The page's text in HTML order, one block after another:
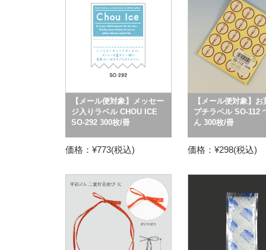
【メール便対象】メッセー
ジ入りラベル CHOU ICE
SO-292 300枚/冊
価格：¥773(税込)
【メール便対象】お
プチラベル SO-112
ん 300枚/冊
価格：¥298(税込)